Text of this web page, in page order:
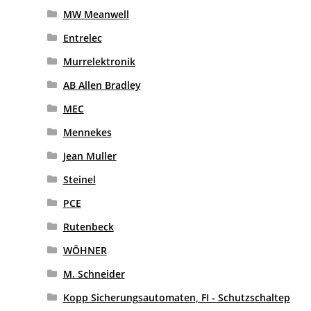
MW Meanwell
Entrelec
Murrelektronik
AB Allen Bradley
MEC
Mennekes
Jean Muller
Steinel
PCE
Rutenbeck
WÖHNER
M. Schneider
Kopp Sicherungsautomaten, FI - Schutzschaltep